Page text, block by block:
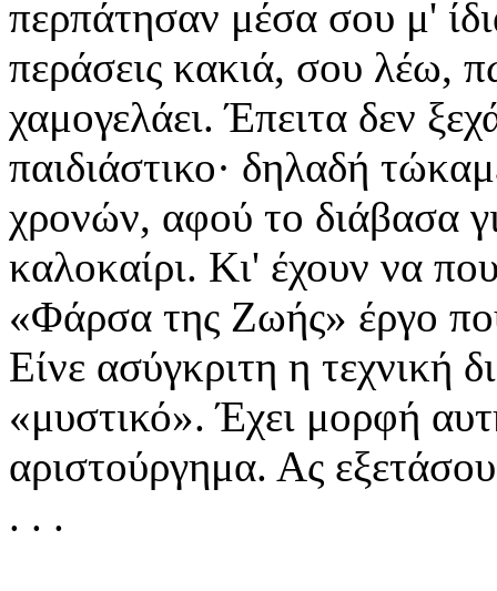
περπάτησαν μέσα σου μ'
περάσεις κακιά, σου λέω,
χαμογελάει. Έπειτα δεν
παιδιάστικο· δηλαδή
χρονών, αφού το διάβασα
καλοκαίρι. Κι' έχουν να
«Φάρσα της Ζωής» έργο
Είνε ασύγκριτη η τεχνική
«μυστικό». Έχει μορφή
αριστούργημα. Ας
. . .